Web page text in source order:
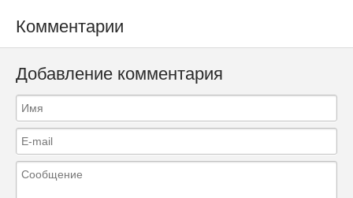
Комментарии
Добавление комментария